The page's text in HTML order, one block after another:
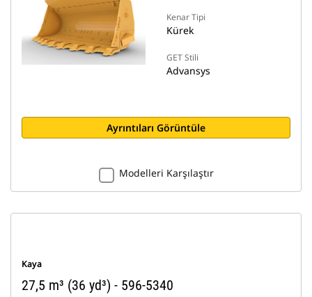
Kenar Tipi
Kürek
GET Stili
Advansys
Ayrıntıları Görüntüle
Modelleri Karşılaştır
Kaya
27,5 m³ (36 yd³) - 596-5340